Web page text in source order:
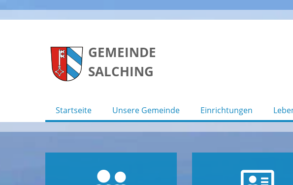
GEMEINDE
SALCHING
Startseite Unsere Gemeinde Einrichtungen